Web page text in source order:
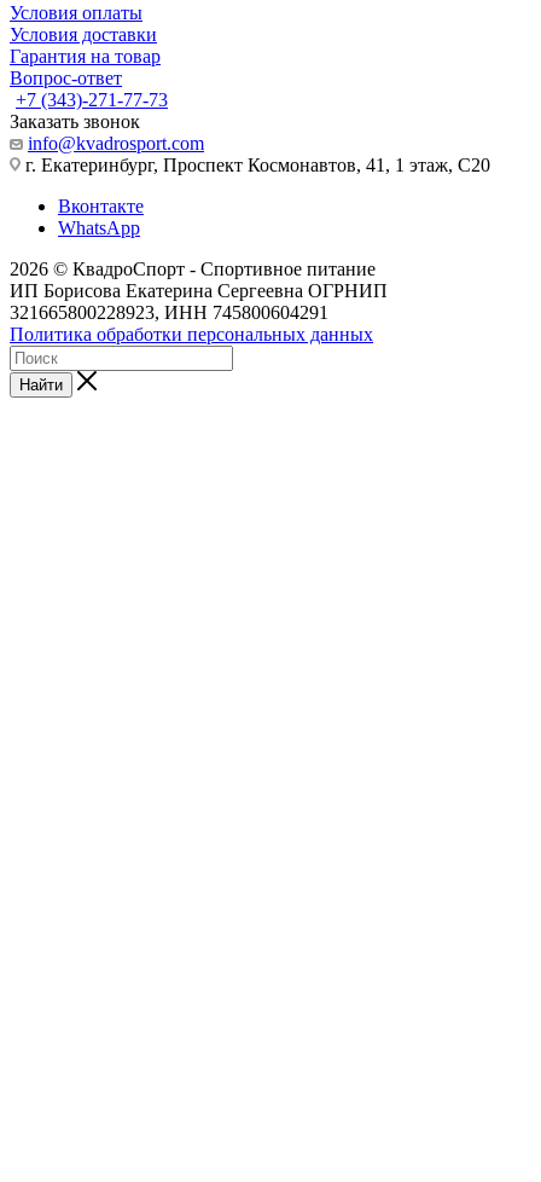
Условия оплаты
Условия доставки
Гарантия на товар
Вопрос-ответ
+7 (343)-271-77-73
Заказать звонок
info@kvadrosport.com
г. Екатеринбург, Проспект Космонавтов, 41, 1 этаж, С20
Вконтакте
WhatsApp
2026 © КвадроСпорт - Спортивное питание
ИП Борисова Екатерина Сергеевна ОГРНИП
321665800228923, ИНН 745800604291
Политика обработки персональных данных
Найти